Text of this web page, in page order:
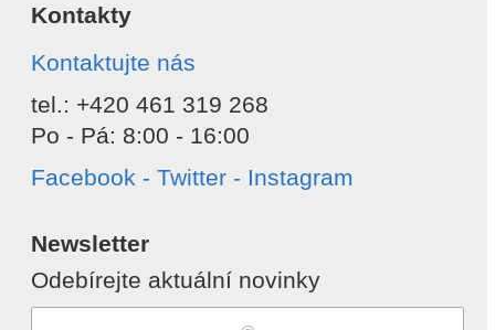
Kontakty
Kontaktujte nás
tel.: +420 461 319 268
Po - Pá: 8:00 - 16:00
Facebook - Twitter - Instagram
Newsletter
Odebírejte aktuální novinky